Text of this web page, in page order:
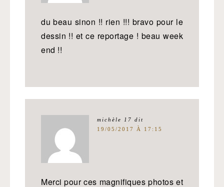
du beau sinon !! rien !!! bravo pour le
dessin !! et ce reportage ! beau week
end !!
michèle 17 dit
19/05/2017 À 17:15
Merci pour ces magnifiques photos et